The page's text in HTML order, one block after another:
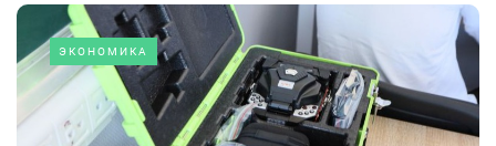
ЭКОНОМИКА